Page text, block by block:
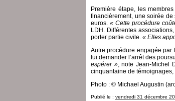
Première étape, les
financièrement, une soirée
euros.« Cette procédure
LDH. Différentes
porter partie civile. « Elles
Autre procédure engagée par
lui demander l’arrêt des
espérer », note Jean-Michel
cinquantaine de
Photo : © Michael Augustin
Publié le : vendredi 31 décembre